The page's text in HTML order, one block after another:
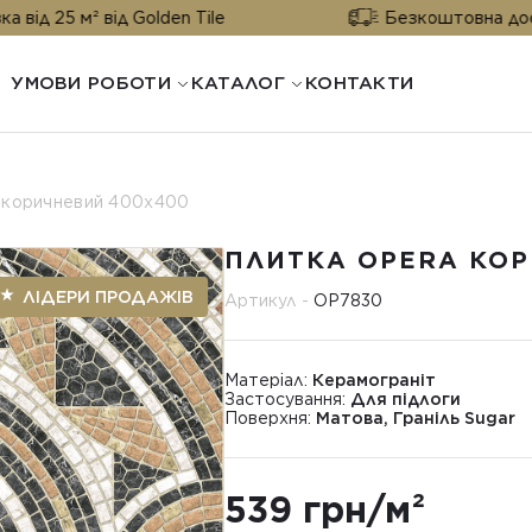
від Golden Tile Безкоштовна доставка
УМОВИ РОБОТИ КАТАЛОГ КОНТАКТИ
400х400
ЛІДЕРИ ПРОДАЖІВ
ПЛИТКА OPERA
Артикул -OP7830
Матеріал: Керамограніт
Застосування: Для підлоги
Поверхня: Матова, Граніль Sugar
539 грн/м²